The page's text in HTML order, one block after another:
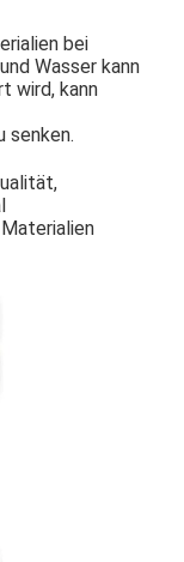
bei
Wasser kann
wird, kann
senken.